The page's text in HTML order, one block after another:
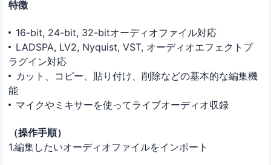
特徴
16-bit, 24-bit, 32-bitオーディオファイル対応
LADSPA, LV2, Nyquist, VST, オーディオエフェクトプ
ラグイン対応
カット、コピー、貼り付け、削除などの基本的な編集機
能
マイクやミキサーを使ってライブオーディオ収録
（操作手順）
1.編集したいオーディオファイルをインポート